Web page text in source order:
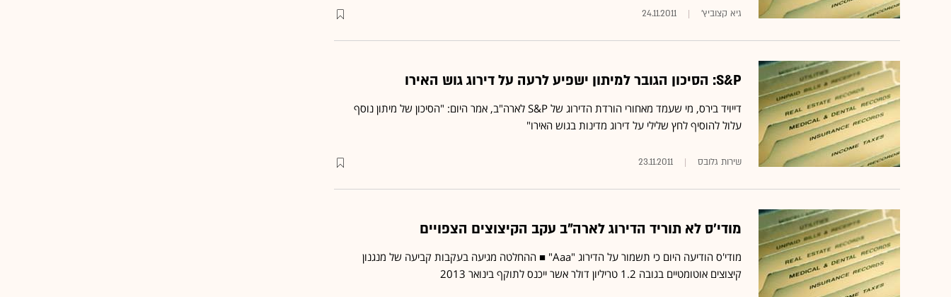
גיא קצוביץ' 24.11.2011
S&P: הסיכון הגובר למיתון ישפיע לרעה על דירוג גוש האירו
דייויד בירס, מי שעמד מאחורי הורדת הדירוג של S&P לארה"ב, אמר היום: "הסיכון של מיתון נוסף
עלול להוסיף לחץ שלילי על דירוג מדינות בגוש האירו"
שירות גלובס 23.11.2011
מודי'ס לא תוריד הדירוג לארה"ב עקב הקיצוצים הצפויים
מודי'ס הודיעה היום כי תשמור על הדירוג "Aaa" ■ ההחלטה מגיעה בעקבות קביעה של מנגנון
קיצוצים אוטומטיים בגובה 1.2 טריליון דולר אשר ייכנס לתוקף בינואר 2013